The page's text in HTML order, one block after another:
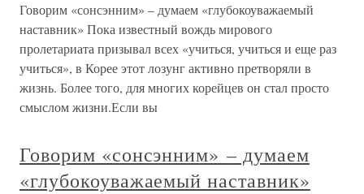
Говорим «сонсэнним» – думаем «глубокоуважаемый
наставник» Пока известный вождь мирового
пролетариата призывал всех «учиться, учиться и еще раз
учиться», в Корее этот лозунг активно претворяли в
жизнь. Более того, для многих корейцев он стал просто
смыслом жизни.Если вы
Говорим «сонсэнним» – думаем
«глубокоуважаемый наставник»